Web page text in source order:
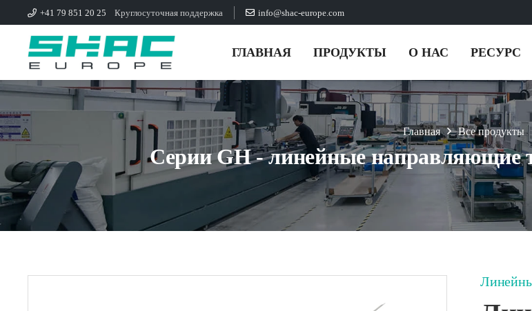
+41 79 851 20 25 Круглосуточная поддержка info@shac-europe.com
ГЛАВНАЯ ПРОДУКТЫ О НАС РЕСУРС
Главная Все продукты
Серии GH - линейные направляющие